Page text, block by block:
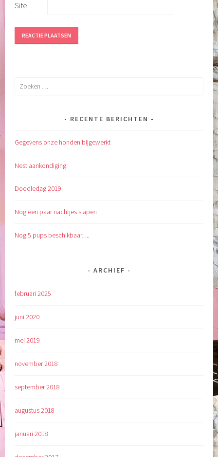
Site
Zoeken
RECENTE BERICHTEN
Gegevens onze honden bijgewerkt
Nest aankondiging:
Doodledag 2019
Nog een paar nachtjes slapen
Nog 5 pups beschikbaar….
ARCHIEF
februari 2025
juni 2020
mei 2019
november 2018
september 2018
augustus 2018
januari 2018